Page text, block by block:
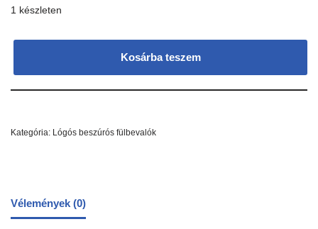
1 készleten
Kosárba teszem
Kategória: Lógós beszúrós fülbevalók
Vélemények (0)